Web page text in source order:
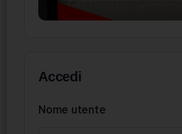
Accedi
Nome utente